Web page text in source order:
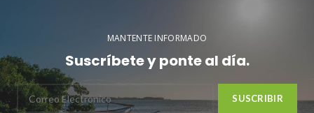
MANTENTE INFORMADO
Suscríbete y ponte al día.